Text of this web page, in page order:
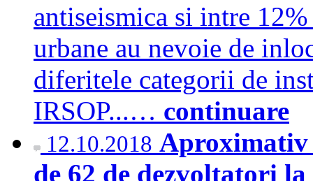
antiseismica si intre
urbane au nevoie de
diferitele categorii de
IRSOP...… continuare
12.10.2018 Aproximativ
de 62 de dezvoltatori